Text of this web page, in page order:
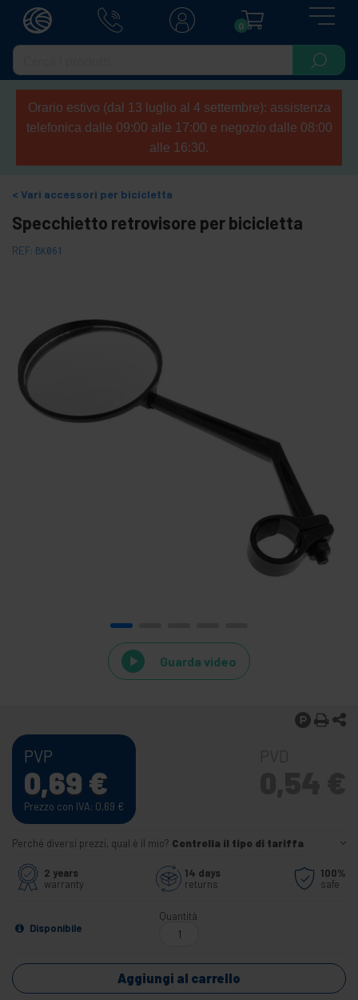
0
Orario estivo (dal 13 luglio al 4 settembre): assistenza
telefonica dalle 09:00 alle 17:00 e negozio dalle 08:00
alle 16:30.
Vari accessori per bicicletta
Specchietto retrovisore per bicicletta
REF: BK061
Guarda video
PVP
0,69 €
Prezzo con IVA: 0,69 €
Perché diversi prezzi, qual è il mio? Controlla il tipo di tariffa
2 years
warranty
14 days
returns
100%
safe
Disponibile
Quantità
Aggiungi al carrello